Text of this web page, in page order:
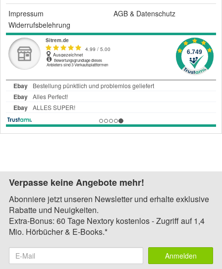
Impressum
AGB & Datenschutz
Widerrufsbelehrung
Verpasse keine Angebote mehr!
Abonniere jetzt unseren Newsletter und erhalte exklusive
Rabatte und Neuigkeiten.
Extra-Bonus: 60 Tage Nextory kostenlos - Zugriff auf 1,4
Mio. Hörbücher & E-Books.*
Anmelden